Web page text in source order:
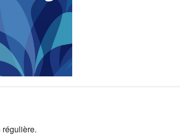
régulière.